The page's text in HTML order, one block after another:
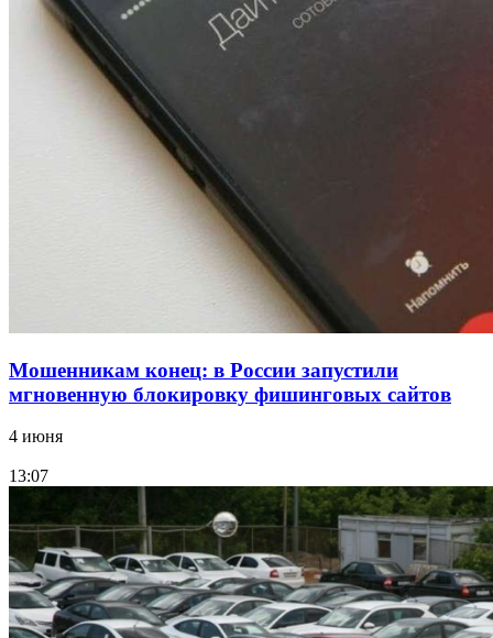
В Красноармейском районе Волгограда стартует
конкурс на ремонт моста через Волго‑Донской
судоходный канал
Фестиваль #ТриЧетыре в Волгограде пройдёт
11–13 сентября в рамках Года единства народов
Мошенникам конец: в России запустили
мгновенную блокировку фишинговых сайтов
4 июня
13:07